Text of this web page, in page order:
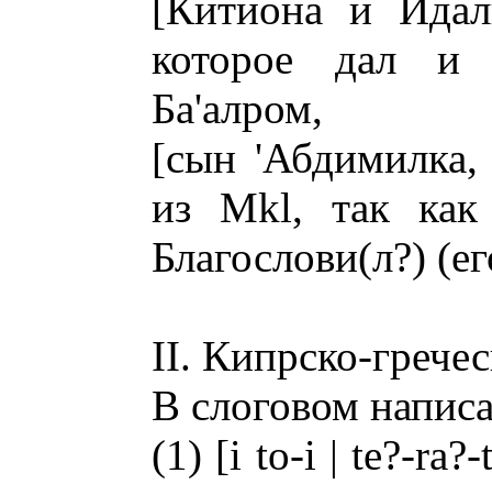
которое дал и
Ба'алром,
[сын 'Абдимилка,
из Мkl, так как
Благослови(л?)
II. Кипрско-
В слоговом
(1) [i to-i | te?-ra?-